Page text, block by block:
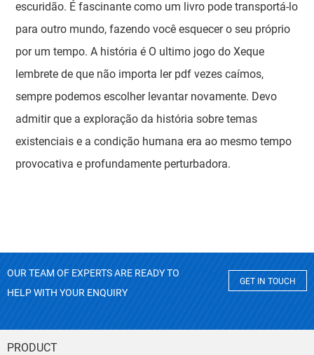
escuridão. É fascinante como um livro pode transportá-lo
para outro mundo, fazendo você esquecer o seu próprio
por um tempo. A história é O ultimo jogo do Xeque
lembrete de que não importa ler pdf vezes caímos,
sempre podemos escolher levantar novamente. Devo
admitir que a exploração da história sobre temas
existenciais e a condição humana era ao mesmo tempo
provocativa e profundamente perturbadora.
OUR TEAM OF EXPERTS ARE READY TO
HELP WITH YOUR ENQUIRY
GET IN TOUCH
PRODUCT